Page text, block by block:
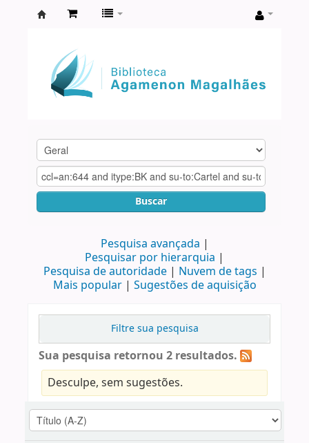
Agamenon
Magalhães
Buscar
Pesquisa avançada
Pesquisar por hierarquia
Pesquisa de autoridade
Nuvem de tags
Mais popular
Sugestões de aquisição
Filtre sua pesquisa
Sua pesquisa retornou 2 resultados.
Desculpe, sem sugestões.